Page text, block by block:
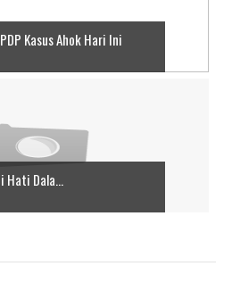
Kasus Ahok Hari Ini
Hati Dala...